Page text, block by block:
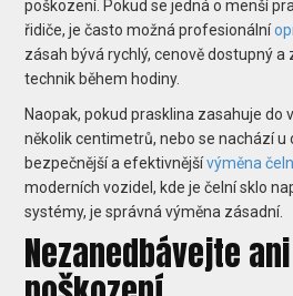
poškození. Pokud se jedná o menší
řidiče, je často možná profesionální
zásah bývá rychlý, cenově dostupný
technik během hodiny.
Naopak, pokud prasklina zasahuje do
několik centimetrů, nebo se nachází u
bezpečnější a efektivnějšívýměna
moderních vozidel, kde je čelní sklo
systémy, je správná výměna zásadní.
Nezanedbávejte